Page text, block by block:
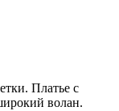
Платье с
волан.